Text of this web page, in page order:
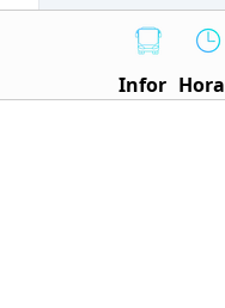
Infor Hora